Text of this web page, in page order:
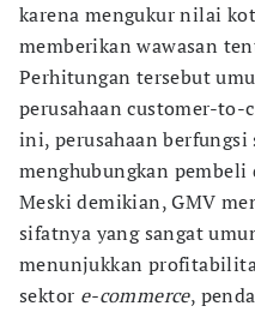
karena mengukur nilai
memberikan wawasan
Perhitungan tersebut
perusahaan customer-to-
ini, perusahaan
menghubungkan pembeli
Meski demikian, GMV
sifatnya yang sangat
menunjukkan
sektor e-commerce,